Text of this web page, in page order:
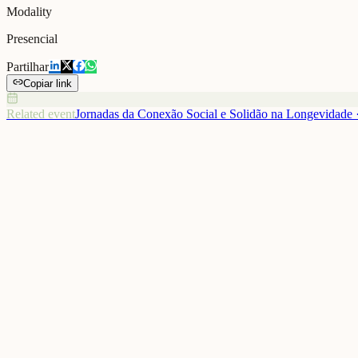
Modality
Presencial
Partilhar
Copiar link
Related eventJornadas da Conexão Social e Solidão na Longevidade ·